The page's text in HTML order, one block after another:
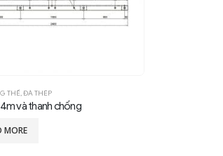
THẾ,ĐÀ THÉP
và thanh chống
MORE